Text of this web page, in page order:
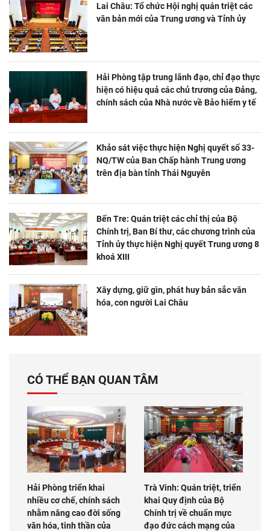
Lai Châu: Tổ chức Hội nghị quán triệt các
văn bản mới của Trung ương và Tỉnh ủy
Hải Phòng tập trung lãnh đạo, chỉ đạo thực
hiện có hiệu quả các chủ trương của Đảng,
chính sách của Nhà nước về Bảo hiểm y tế
Khảo sát việc thực hiện Nghị quyết số 33-
NQ/TW của Ban Chấp hành Trung ương
trên địa bàn tỉnh Thái Nguyên
Bến Tre: Quán triệt các chỉ thị của Bộ
Chính trị, Ban Bí thư, các chương trình của
Tỉnh ủy thực hiện Nghị quyết Trung ương 8
khoá XIII
Xây dựng, giữ gìn, phát huy bản sắc văn
hóa, con người Lai Châu
CÓ THỂ BẠN QUAN TÂM
Hải Phòng triển khai
nhiều cơ chế, chính sách
nhằm nâng cao đời sống
văn hóa, tinh thần của
Trà Vinh: Quán triệt, triển
khai Quy định của Bộ
Chính trị về chuẩn mực
đạo đức cách mạng của